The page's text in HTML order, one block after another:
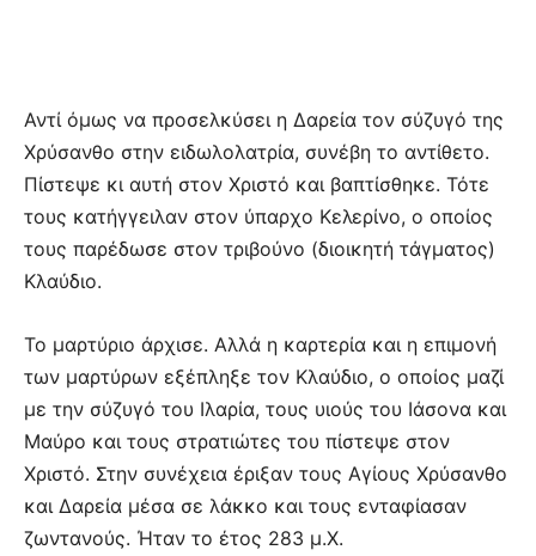
Αντί όμως να προσελκύσει η Δαρεία τον σύζυγό της
Χρύσανθο στην ειδωλολατρία, συνέβη το αντίθετο.
Πίστεψε κι αυτή στον Χριστό και βαπτίσθηκε. Τότε
τους κατήγγειλαν στον ύπαρχο Κελερίνο, ο οποίος
τους παρέδωσε στον τριβούνο (διοικητή τάγματος)
Κλαύδιο.
Το μαρτύριο άρχισε. Αλλά η καρτερία και η επιμονή
των μαρτύρων εξέπληξε τον Κλαύδιο, ο οποίος μαζί
με την σύζυγό του Ιλαρία, τους υιούς του Ιάσονα και
Μαύρο και τους στρατιώτες του πίστεψε στον
Χριστό. Στην συνέχεια έριξαν τους Αγίους Χρύσανθο
και Δαρεία μέσα σε λάκκο και τους ενταφίασαν
ζωντανούς. Ήταν το έτος 283 μ.Χ.